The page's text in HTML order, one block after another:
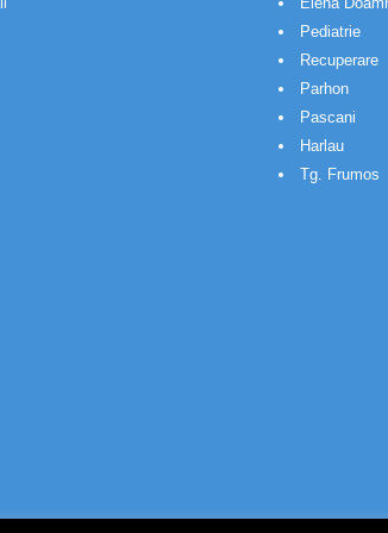
Pediatrie
Recuperare
Parhon
Pascani
Harlau
Tg. Frumos